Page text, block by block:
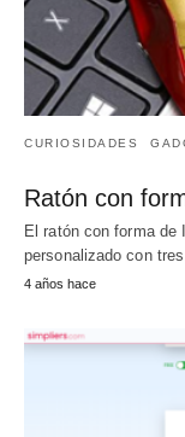
CURIOSIDADES
Ratón con
El ratón con forma de
personalizado con
4 años hace